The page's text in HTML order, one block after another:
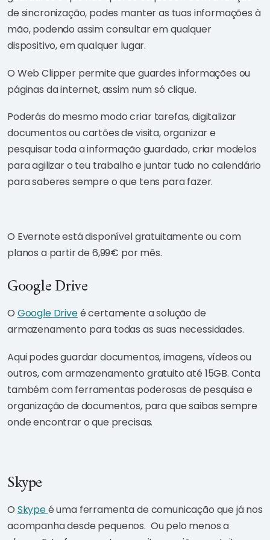
de sincronização, podes manter as tuas informações à
mão, podendo assim consultar em qualquer
dispositivo, em qualquer lugar.
O Web Clipper permite que guardes informações ou
páginas da internet, assim num só clique.
Poderás do mesmo modo criar tarefas, digitalizar
documentos ou cartões de visita, organizar e
pesquisar toda a informação guardado, criar modelos
para agilizar o teu trabalho e juntar tudo no calendário
para saberes sempre o que tens para fazer.
O Evernote está disponível gratuitamente ou com
planos a partir de 6,99€ por mês.
Google Drive
O Google Driveé certamente a solução de
armazenamento para todas as suas necessidades.
Aqui podes guardar documentos, imagens, vídeos ou
outros, com armazenamento gratuito até 15GB. Conta
também com ferramentas poderosas de pesquisa e
organização de documentos, para que saibas sempre
onde encontrar o que precisas.
Skype
O Skypeé uma ferramenta de comunicação que já nos
acompanha desde pequenos. Ou pelo menos a